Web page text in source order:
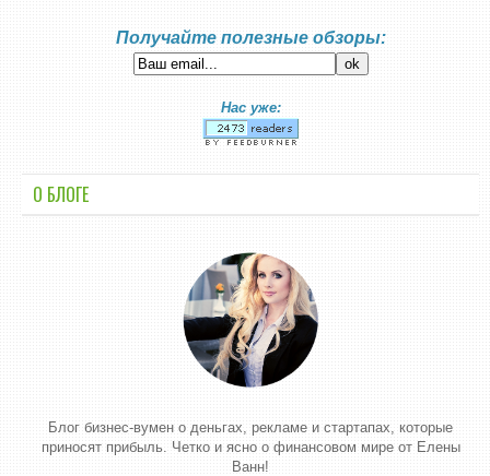
Получайте полезные обзоры:
Нас уже:
О БЛОГЕ
Блог бизнес-вумен о деньгах, рекламе и стартапах, которые
приносят прибыль. Четко и ясно о финансовом мире от Елены
Ванн!